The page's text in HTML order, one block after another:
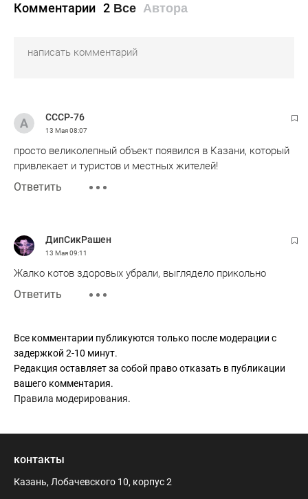
Комментарии 2 Все Автора
СССР-76
13 Мая08:07
просто великолепный объект появился в Казани, который
привлекает и туристов и местных жителей!
Ответить
ДипСикРашен
13 Мая09:11
Жалко котов здоровых убрали, выглядело прикольно
Ответить
Все комментарии публикуются только после модерации с
задержкой 2-10 минут.
Редакция оставляет за собой право отказать в публикации
вашего комментария.
Правила модерирования.
контакты
Казань, Лобачевского 10, корпус 2